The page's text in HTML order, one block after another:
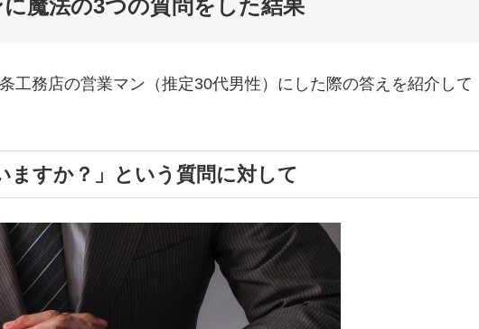
魔法の3つの質問をした結果
工務店の営業マン（推定30代男性）にした際の答えを紹介して
ますか？」という質問に対して